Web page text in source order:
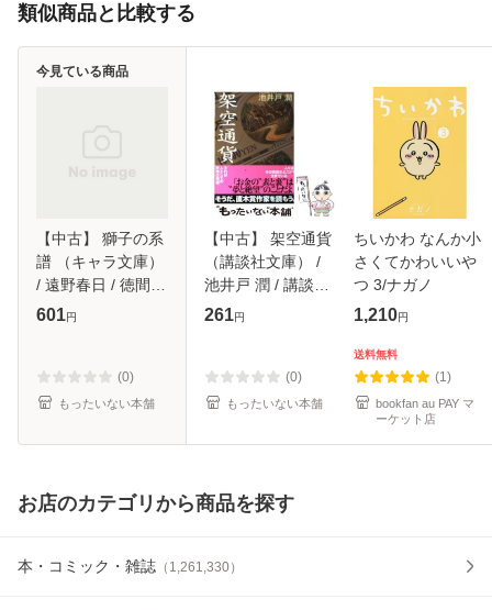
類似商品と比較する
【中古】 獅子の系
譜 （キャラ文庫）
/ 遠野春日 / 徳間書
店 [文庫]【メール
601円
(0)
もったいない本舗
今見ている商品
【中古】 架空通貨
（講談社文庫） /
池井戸 潤 / 講談社
[文庫]【メール便送
261円
(0)
もったいない本舗
ちいかわ なんか小
さくてかわいいや
つ 3/ナガノ
1,210円
送料無料
(1)
bookfan au PAY マ
ーケット店
お店のカテゴリから商品を探す
本・コミック・雑誌 （ 1,261,330）